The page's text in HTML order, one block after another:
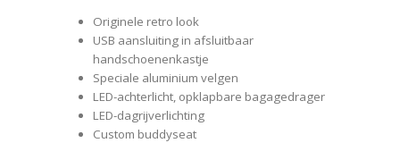
Originele retro look
USB aansluiting in afsluitbaar
handschoenenkastje
Speciale aluminium velgen
LED-achterlicht, opklapbare bagagedrager
LED-dagrijverlichting
Custom buddyseat